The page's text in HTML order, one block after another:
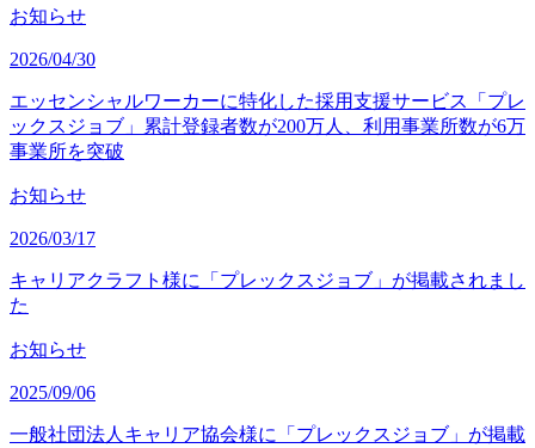
お知らせ
2026/04/30
エッセンシャルワーカーに特化した採用支援サービス「プレ
ックスジョブ」累計登録者数が200万人、利用事業所数が6万
事業所を突破
お知らせ
2026/03/17
キャリアクラフト様に「プレックスジョブ」が掲載されまし
た
お知らせ
2025/09/06
一般社団法人キャリア協会様に「プレックスジョブ」が掲載